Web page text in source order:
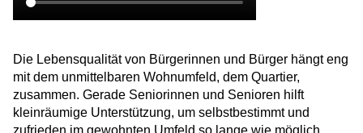
Die Lebensqualität von Bürgerinnen und Bürger hängt eng
mit dem unmittelbaren Wohnumfeld, dem Quartier,
zusammen. Gerade Seniorinnen und Senioren hilft
kleinräumige Unterstützung, um selbstbestimmt und
zufrieden im gewohnten Umfeld so lange wie möglich